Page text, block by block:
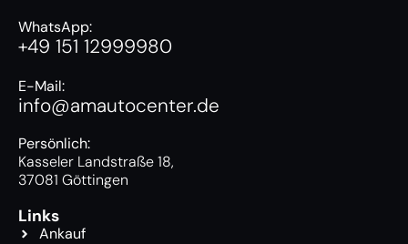
WhatsApp:
+49 151 12999980
E-Mail:
info@amautocenter.de
Persönlich:
Kasseler Landstraße 18,
37081 Göttingen
Links
Ankauf